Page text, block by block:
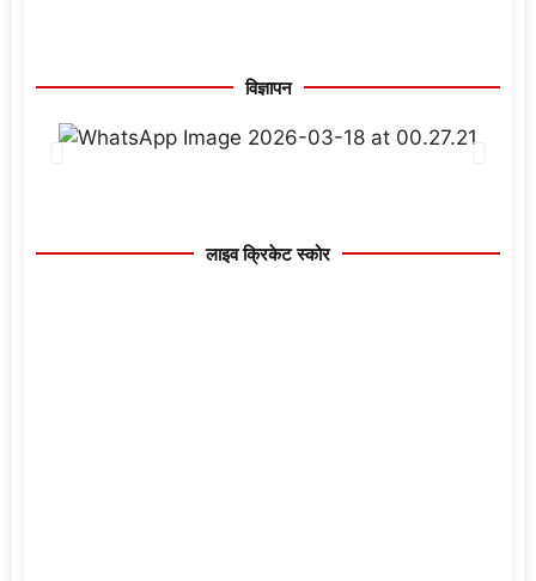
विज्ञापन
लाइव क्रिकेट स्कोर